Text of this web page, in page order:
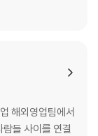
해외영업팀에서
들 사이를 연결